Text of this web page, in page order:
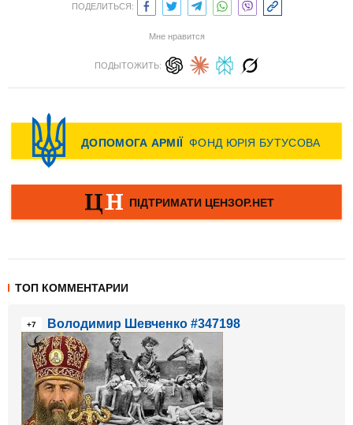
ПОДЕЛИТЬСЯ:
Мне нравится
ПОДЫТОЖИТЬ:
ТОП КОММЕНТАРИИ
+7 Володимир Шевченко #347198